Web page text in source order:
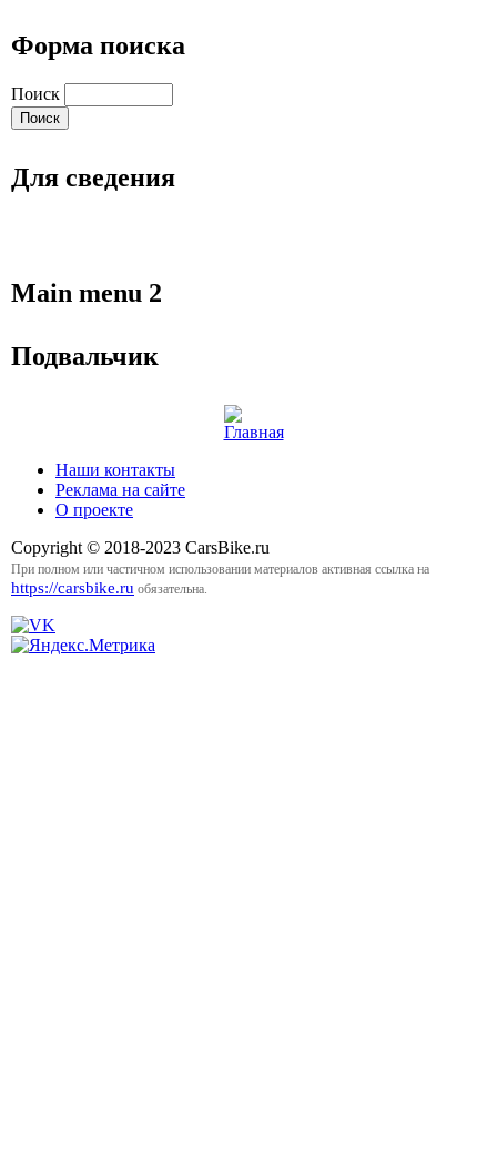
Форма поиска
Поиск
Для сведения
Main menu 2
Подвальчик
Наши контакты
Реклама на сайте
О проекте
Copyright © 2018-2023 CarsBike.ru
При полном или частичном использовании материалов активная ссылка на
https://carsbike.ru обязательна.